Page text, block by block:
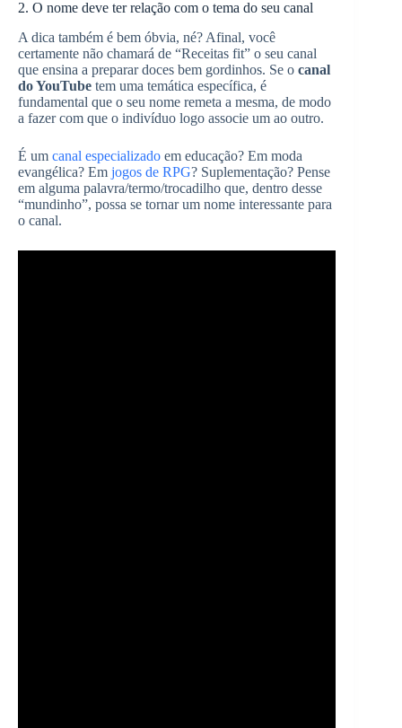
2. O nome deve ter relação com o tema do seu canal
A dica também é bem óbvia, né? Afinal, você
certamente não chamará de “Receitas fit” o seu canal
que ensina a preparar doces bem gordinhos. Se o canal
do YouTube tem uma temática específica, é
fundamental que o seu nome remeta a mesma, de modo
a fazer com que o indivíduo logo associe um ao outro.
É um canal especializado em educação? Em moda
evangélica? Em jogos de RPG? Suplementação? Pense
em alguma palavra/termo/trocadilho que, dentro desse
“mundinho”, possa se tornar um nome interessante para
o canal.